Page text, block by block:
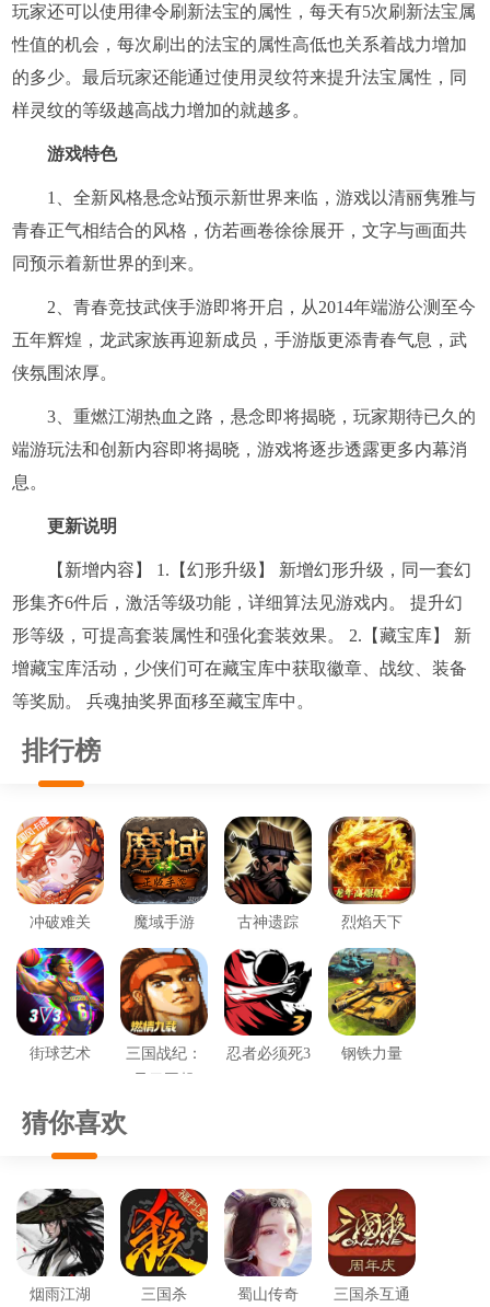
玩家还可以使用律令刷新法宝的属性，每天有5次刷新法宝属
性值的机会，每次刷出的法宝的属性高低也关系着战力增加
的多少。最后玩家还能通过使用灵纹符来提升法宝属性，同
样灵纹的等级越高战力增加的就越多。
游戏特色
1、全新风格悬念站预示新世界来临，游戏以清丽隽雅与
青春正气相结合的风格，仿若画卷徐徐展开，文字与画面共
同预示着新世界的到来。
2、青春竞技武侠手游即将开启，从2014年端游公测至今
五年辉煌，龙武家族再迎新成员，手游版更添青春气息，武
侠氛围浓厚。
3、重燃江湖热血之路，悬念即将揭晓，玩家期待已久的
端游玩法和创新内容即将揭晓，游戏将逐步透露更多内幕消
息。
更新说明
【新增内容】 1.【幻形升级】 新增幻形升级，同一套幻
形集齐6件后，激活等级功能，详细算法见游戏内。 提升幻
形等级，可提高套装属性和强化套装效果。 2.【藏宝库】 新
增藏宝库活动，少侠们可在藏宝库中获取徽章、战纹、装备
等奖励。 兵魂抽奖界面移至藏宝库中。
排行榜
冲破难关 魔域手游 古神遗踪 烈焰天下
街球艺术
三国战纪：
风云再起
忍者必须死3 钢铁力量
猜你喜欢
烟雨江湖 三国杀 蜀山传奇 三国杀互通